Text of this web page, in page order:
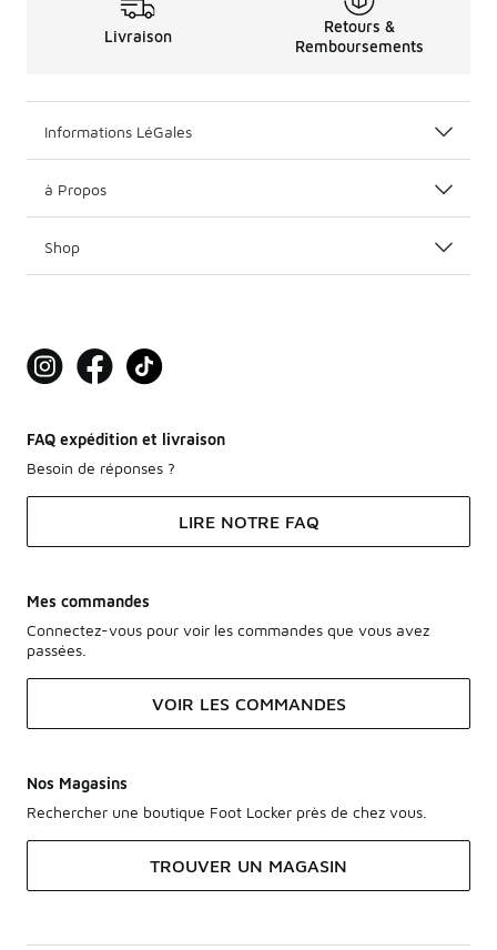
Livraison
Retours &
Remboursements
Informations LéGales
à Propos
Shop
FAQ expédition et livraison
Besoin de réponses ?
LIRE NOTRE FAQ
Mes commandes
Connectez-vous pour voir les commandes que vous avez
passées.
VOIR LES COMMANDES
Nos Magasins
Rechercher une boutique Foot Locker près de chez vous.
TROUVER UN MAGASIN